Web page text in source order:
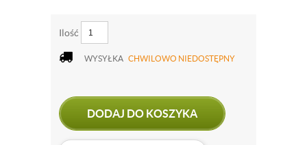
Ilość
WYSYŁKA CHWILOWO NIEDOSTĘPNY
DODAJ DO KOSZYKA